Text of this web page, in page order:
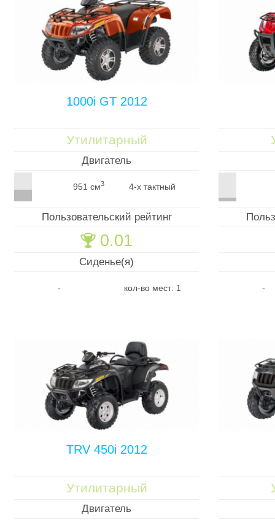
1000i GT 2012
Утилитарный
Двигатель
951 см3 4-х тактный
Пользовательский рейтинг
🏆 0.01
Сиденье(я)
- кол-во мест: 1 -
TRV 450i 2012
Утилитарный
Двигатель